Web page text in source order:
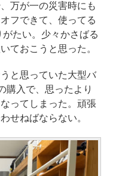
万が一の災害時にも
フできて、使ってる
たい。少々かさばる
ておこうと思った。
と思っていた大型バ
購入で、思ったより
ってしまった。頑張
せねばならない。